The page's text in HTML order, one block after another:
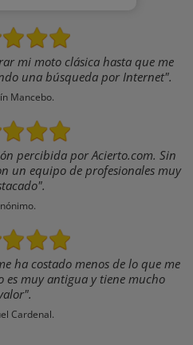
mi moto clásica hasta que me
una búsqueda por Internet".
Mancebo.
percibida por Acierto.com. Sin
un equipo de profesionales muy
ha costado menos de lo que me
es muy antigua y tiene mucho
Cardenal.